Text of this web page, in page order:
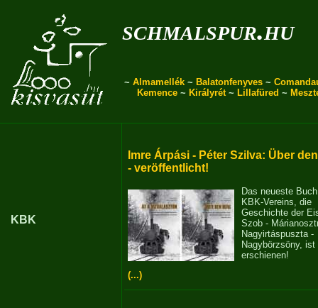
schmalspur.hu
~ Almamellék ~ Balatonfenyves ~
Kemence ~ Királyrét~ Lillafüred ~
KBK
Imre Árpási - Péter Szilva: Über
- veröffentlicht!
Das neueste
KBK-Vereins, die
Geschichte der
Szob -
Nagyirtáspuszta -
Nagybörzsöny, ist
erschienen!
(...)